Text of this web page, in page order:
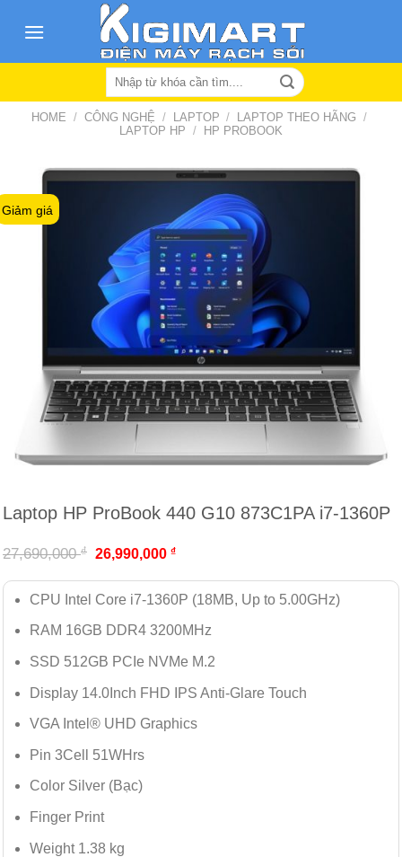
Search
HOME / CÔNG NGHỆ / LAPTOP / LAPTOP THEO HÃNG
/
LAPTOP HP / HP PROBOOK
Giảm giá
Laptop HP ProBook 440 G10 873C1PA i7-1360P
27,690,000₫ 26,990,000₫
CPU Intel Core i7-1360P (18MB, Up to 5.00GHz)
RAM 16GB DDR4 3200MHz
SSD 512GB PCIe NVMe M.2
Display 14.0Inch FHD IPS Anti-Glare Touch
VGA Intel® UHD Graphics
Pin 3Cell 51WHrs
Color Silver (Bạc)
Finger Print
Weight 1.38 kg